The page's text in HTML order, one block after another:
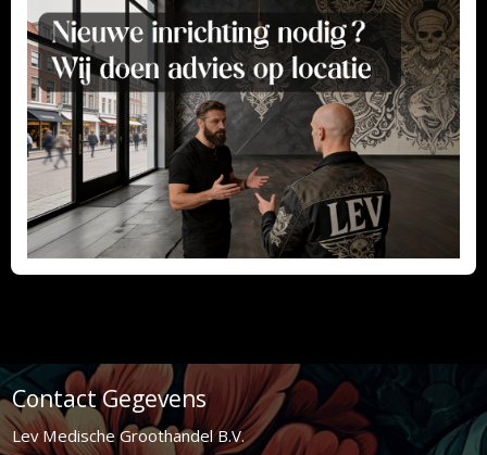
Contact Gegevens
Lev Medische Groothandel B.V.